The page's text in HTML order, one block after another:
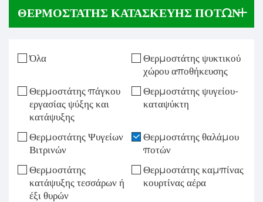
ΘΕΡΜΟΣΤΆΤΗΣ ΚΑΤΑΣΚΕΥΉΣ ΠΟΤΏΝ
Όλα
Θερμοστάτης ψυκτικού
χώρου αποθήκευσης
Θερμοστάτης πάγκου
εργασίας ψύξης και
κατάψυξης
Θερμοστάτης ψυγείου-
καταψύκτη
Θερμοστάτης Ψυγείων
Βιτρινών
Θερμοστάτης θαλάμου
ποτών
Θερμοστάτης
κατάψυξης τεσσάρων ή
έξι θυρών
Θερμοστάτης καμπίνας
κουρτίνας αέρα